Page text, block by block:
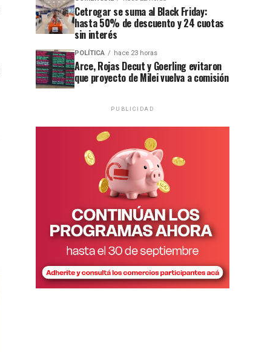
Cetrogar se suma al Black Friday:
hasta 50% de descuento y 24 cuotas
sin interés
POLÍTICA hace 23 horas
Arce, Rojas Decut y Goerling evitaron
que proyecto de Milei vuelva a comisión
PUBLICIDAD